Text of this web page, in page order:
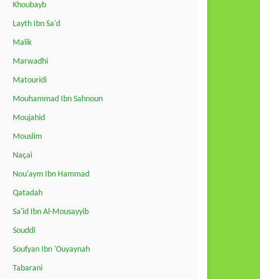
Khoubayb
Layth Ibn Sa'd
Malik
Marwadhi
Matouridi
Mouhammad Ibn Sahnoun
Moujahid
Mouslim
Naçai
Nou'aym Ibn Hammad
Qatadah
Sa'id Ibn Al-Mousayyib
Souddi
Soufyan Ibn 'Ouyaynah
Tabarani